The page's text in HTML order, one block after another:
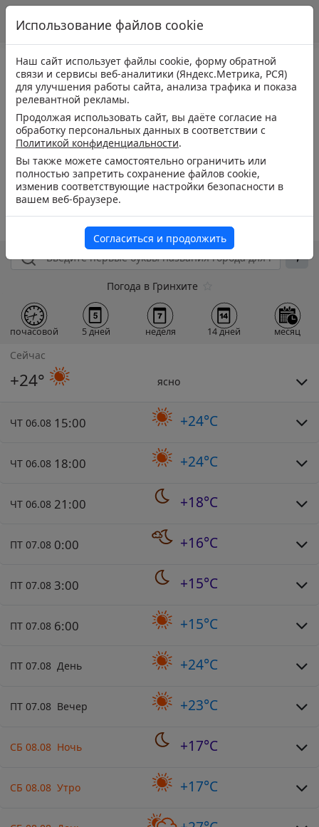
Погода в Гринхите
почасовой 5 дней неделя 14 дней месяц
Сейчас
+24° ясно
ЧТ 06.08 15:00 +24°C
ЧТ 06.08 18:00 +24°C
ЧТ 06.08 21:00 +18°C
ПТ 07.08 0:00 +16°C
ПТ 07.08 3:00 +15°C
ПТ 07.08 6:00 +15°C
ПТ 07.08 День +24°C
ПТ 07.08 Вечер +23°C
СБ 08.08 Ночь +17°C
СБ 08.08 Утро +17°C
Использование файлов cookie
Наш сайт использует файлы cookie, форму обратной
связи и сервисы веб-аналитики (Яндекс.Метрика, РСЯ)
для улучшения работы сайта, анализа трафика и показа
релевантной рекламы.
Продолжая использовать сайт, вы даёте согласие на
обработку персональных данных в соответствии с
Политикой конфиденциальности.
Вы также можете самостоятельно ограничить или
полностью запретить сохранение файлов cookie,
изменив соответствующие настройки безопасности в
вашем веб-браузере.
Согласиться и продолжить